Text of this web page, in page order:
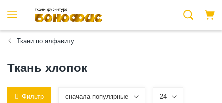
Ткани по алфавиту
Ткань хлопок
Фильтр сначала популярные 24